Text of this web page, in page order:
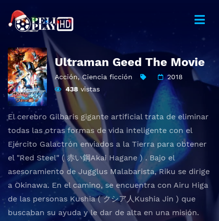
Ultraman Geed The Movie
Acción,Ciencia ficción
2018
438 vistas
El cerebro Gilbaris gigante artificial trata de eliminar
todas las otras formas de vida inteligente con el
Ejército Galactrón enviados a la Tierra para obtener
el "Red Steel" ( 赤い鋼Akai Hagane ) . Bajo el
asesoramiento de Jugglus Malabarista, Riku se dirige
a Okinawa. En el camino, se encuentra con Airu Higa
de las personas Kushia ( クシア人Kushia Jin ) que
buscaban su ayuda y le dar de alta en una misión.